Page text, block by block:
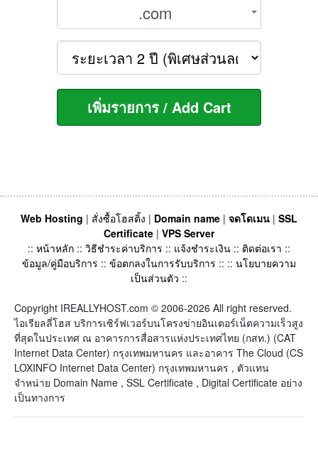
.com
Web Hosting | สั่งซื้อโฮสติ้ง | Domain name | จดโดเมน | SSL
Certificate | VPS Server
:: หน้าหลัก :: วิธีชำระค่าบริการ :: แจ้งชำระเงิน :: ติดต่อเรา ::
ข้อมูล/คู่มือบริการ :: ข้อตกลงในการรับบริการ :: :: นโยบายความ
เป็นส่วนตัว ::
Copyright IREALLYHOST.com © 2006-2026 All right reserved.
ไอเรียลลี่โฮส บริการเซิร์ฟเวอร์บนโครงข่ายอินเตอร์เน็ตความเร็วสูง
ที่สุดในประเทศ ณ อาคารการสื่อสารแห่งประเทศไทย (กสท.) (CAT
Internet Data Center) กรุงเทพมหานคร และอาคาร The Cloud (CS
LOXINFO Internet Data Center) กรุงเทพมหานคร , ตัวแทน
จำหน่าย Domain Name , SSL Certificate , Digital Certificate อย่าง
เป็นทางการ